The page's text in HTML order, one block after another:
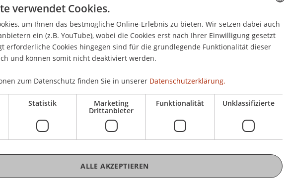
Liechtenstein are pleased to invite you
Kahlert of UBS Asset Management and
viewpoints. The speakers will explore
index-tracking approaches, highlight the
structures, and discuss the key market
trading and portfolio implementation.
Anmeldeschluss
Sprache
Zielgruppe
GERMAN
ENGLISH
verwendet Cookies.
um Ihnen das bestmögliche Online-Erlebnis zu bieten. Wir setzen dabei auch
ein (z.B. YouTube), wobei die Cookies erst nach Ihrer Einwilligung gesetzt
erforderliche Cookies hingegen sind für die grundlegende Funktionalität dieser
und können somit nicht deaktiviert werden.
zum Datenschutz finden Sie in unserer Datenschutzerklärung.
Statistik Marketing
Drittanbieter
Funktionalität Unklassifizierte
ALLE AKZEPTIEREN